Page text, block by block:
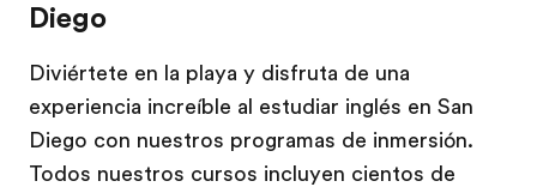
Diego
Diviértete en la playa y disfruta de una
experiencia increíble al estudiar inglés en San
Diego con nuestros programas de inmersión.
Todos nuestros cursos incluyen cientos de